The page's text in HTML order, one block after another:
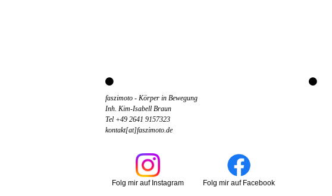
faszimoto - Körper in Bewegung
Inh. Kim-Isabell Braun
Tel +49 2641 9157323
kontakt[at]faszimoto.de
Folg mir auf Instagram Folg mir auf Facebook